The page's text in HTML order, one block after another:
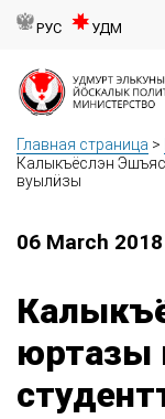
РУС УДМ
Главная страница >
Калыкъёслэн
вуылӥзы
06 March 2018
юртазы